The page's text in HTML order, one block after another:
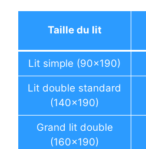
Taille du lit
Lit simple (90×190)
Lit double standard
(140×190)
Grand lit double
(160×190)